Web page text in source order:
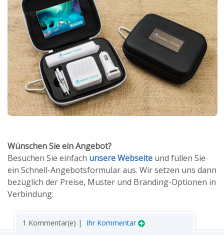
Wünschen Sie ein Angebot?
Besuchen Sie einfach unsere Webseite und füllen Sie
ein Schnell-Angebotsformular aus. Wir setzen uns dann
bezüglich der Preise, Muster und Branding-Optionen in
Verbindung.
1 Kommentar(e) | Ihr Kommentar